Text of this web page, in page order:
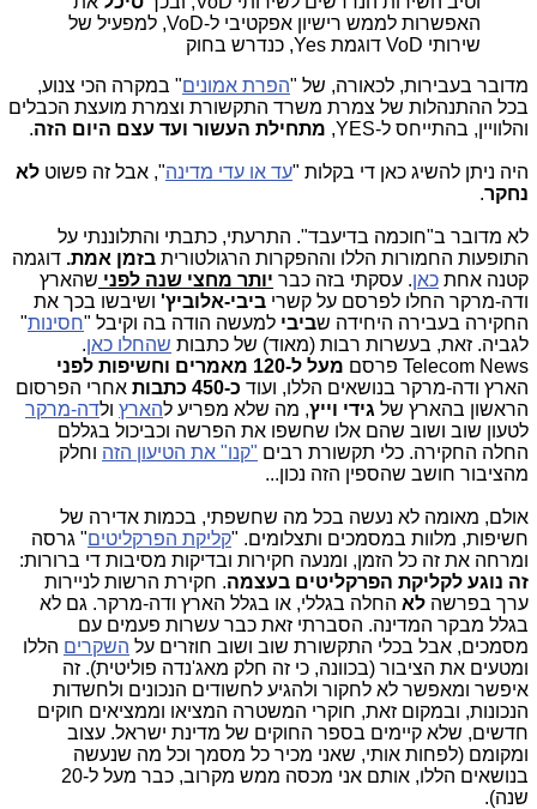
האפשרות לממש רישיון אפקטיבי ל-VoD, למפעיל של
שירותי VoD דוגמת Yes,
כנדרש בחוק
מדובר בעבירות, לכאורה, של "הפרת אמונים" במקרה הכי צנוע,
בכל ההתנהלות של צמרת משרד התקשורת וצמרת מועצת הכבלים
והלוויין, בהתייחס ל-YES,
מתחילת העשור ועד עצם היום הזה.
היה ניתן להשיג כאן די בקלות "עד או עדי מדינה", אבל זה פשוט לא
נחקר.
לא מדובר ב"חוכמה בדיעבד". התרעתי, כתבתי והתלוננתי על
התופעות החמורות הללו וההפקרות הרגולטורית בזמן אמת. דוגמה
קטנה אחת כאן. עסקתי בזה כבר יותר מחצי שנה לפני שהארץ
ודה-מרקר החלו לפרסם על קשרי ביבי-אלוביץ' ושיבשו בכך את
החקירה בעבירה היחידה שביבי למעשה הודה בה וקיבל "חסינות"
לגביה. זאת, בעשרות רבות (מאוד) של כתבות שהחלו כאן.
Telecom News פרסם
מעל ל-120 מאמרים וחשיפות
לפני
הארץ ודה-מרקר בנושאים הללו, ועוד כ-450 כתבות
אחרי הפרסום
הראשון בהארץ של גידי וייץ, מה שלא מפריע להארץ ולדה-מרקר
לטעון שוב ושוב שהם אלו שחשפו את הפרשה וכביכול בגללם
החלה החקירה. כלי תקשורת רבים "קנו" את הטיעון הזה וחלק
מהציבור חושב שהספין הזה נכון...
אולם, מאומה לא נעשה בכל מה שחשפתי, בכמות אדירה של
חשיפות, מלוות במסמכים ותצלומים. "קליקת הפרקליטים" גרסה
ומרחה את זה כל הזמן, ומנעה חקירות ובדיקות מסיבות די ברורות:
זה נוגע לקליקת הפרקליטים בעצמה. חקירת הרשות לניירות
ערך בפרשה לא החלה בגללי, או בגלל הארץ ודה-מרקר. גם לא
בגלל מבקר המדינה. הסברתי זאת כבר עשרות פעמים עם
מסמכים, אבל בכלי התקשורת שוב ושוב חוזרים על השקרים הללו
ומטעים את הציבור (בכוונה, כי זה חלק מאג'נדה פוליטית). זה
איפשר ומאפשר לא לחקור ולהגיע לחשודים הנכונים ולחשדות
הנכונות, ובמקום זאת, חוקרי המשטרה המציאו וממציאים חוקים
חדשים, שלא קיימים בספר החוקים של מדינת ישראל. עצוב
ומקומם (לפחות אותי, שאני מכיר כל מסמך וכל מה שנעשה
בנושאים הללו, אותם אני מכסה ממש מקרוב, כבר מעל ל-20
שנה).